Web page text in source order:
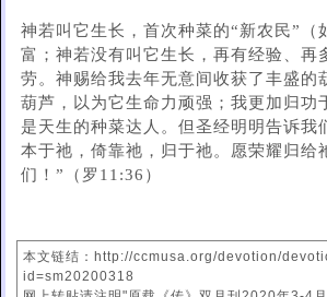
神若叫它生长，首次种菜的“新农民”（
富；神若没有叫它生长，再有经验、再
劳。神赐给我去年无意间收获了丰盛的
葫芦，以为它生命力顽强；我更加归功
是天生的种菜达人。但圣经明明告诉我
本于祂，倚靠祂，归于祂。愿荣耀归给
们！”（罗11:36）
本文链结：http://ccmusa.org/devotion/
id=sm20200318